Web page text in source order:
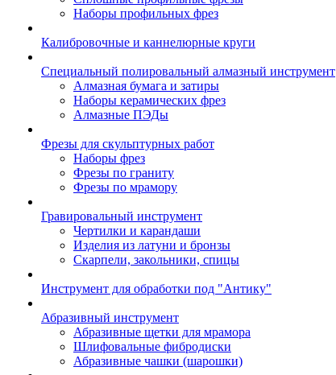
Наборы профильных фрез
Калибровочные и каннелюрные круги
Специальный полировальный алмазный инструмент
Алмазная бумага и затиры
Наборы керамических фрез
Алмазные ПЭДы
Фрезы для скульптурных работ
Наборы фрез
Фрезы по граниту
Фрезы по мрамору
Гравировальный инструмент
Чертилки и карандаши
Изделия из латуни и бронзы
Скарпели, закольники, спицы
Инструмент для обработки под "Антику"
Абразивный инструмент
Абразивные щетки для мрамора
Шлифовальные фибродиски
Абразивные чашки (шарошки)